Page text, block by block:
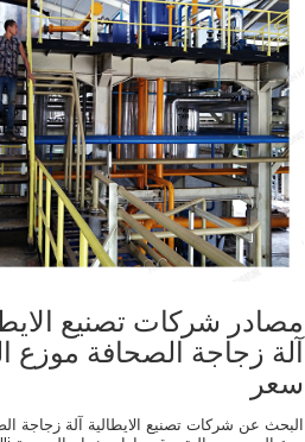
مصادر شركات تصنيع
آلة زجاجة الصحافة موزع
سعر
البحث عن شركات تصنيع الايطالية آلة زجاجة